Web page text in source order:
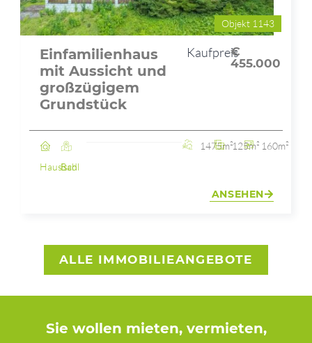
Objekt 1143
Einfamilienhaus
mit Aussicht und
großzügigem
Grundstück
Kaufpreis
€
455.000
HausBad Ischl
1475m²125m² 160m²
ANSEHEN
ALLE IMMOBILIEANGEBOTE
Sie wollen mieten, vermieten,